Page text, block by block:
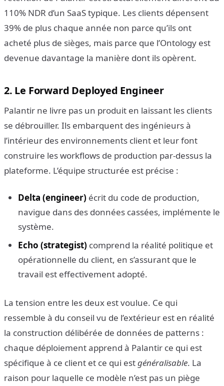
110% NDR d’un SaaS typique. Les clients dépensent
39% de plus chaque année non parce qu’ils ont
acheté plus de sièges, mais parce que l’Ontology est
devenue davantage la manière dont ils opèrent.
2. Le Forward Deployed Engineer
Palantir ne livre pas un produit en laissant les clients
se débrouiller. Ils embarquent des ingénieurs à
l’intérieur des environnements client et leur font
construire les workflows de production par-dessus la
plateforme. L’équipe structurée est précise :
Delta (engineer) écrit du code de production,
navigue dans des données cassées, implémente le
système.
Echo (strategist) comprend la réalité politique et
opérationnelle du client, en s’assurant que le
travail est effectivement adopté.
La tension entre les deux est voulue. Ce qui
ressemble à du conseil vu de l’extérieur est en réalité
la construction délibérée de données de patterns :
chaque déploiement apprend à Palantir ce qui est
spécifique à ce client et ce qui estgénéralisable. La
raison pour laquelle ce modèle n’est pas un piège